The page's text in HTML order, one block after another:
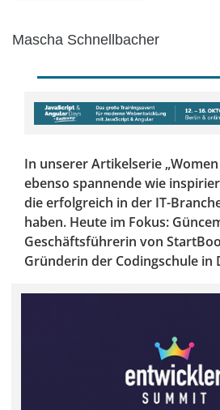
Mascha Schnellbacher
In unserer Artikelserie
ebenso spannende wie
die erfolgreich in der IT-
haben. Heute im Fokus:
Geschäftsführerin von
Gründerin der Codingschule in